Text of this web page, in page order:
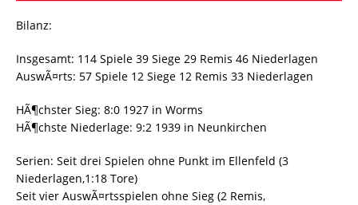
Bilanz:
Insgesamt: 114 Spiele 39 Siege 29 Remis 46 Niederlagen
AuswÃ¤rts: 57 Spiele 12 Siege 12 Remis 33 Niederlagen
HÃ¶chster Sieg: 8:0 1927 in Worms
HÃ¶chste Niederlage: 9:2 1939 in Neunkirchen
Serien: Seit drei Spielen ohne Punkt im Ellenfeld (3
Niederlagen,1:18 Tore)
Seit vier AuswÃ¤rtsspielen ohne Sieg (2 Remis,